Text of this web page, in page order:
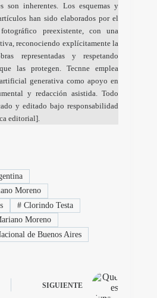
son inherentes. Los esquemas y
han sido elaborados por el
preexistente, con una
reconociendo explícitamente la
representadas y respetando
las protegen. Tecnne emplea
generativa como apoyo en
y redacción asistida. Todo
y editado bajo responsabilidad
editorial].
Moreno
#Clorindo Testa
Moreno
de Buenos Aires
SIGUIENTE